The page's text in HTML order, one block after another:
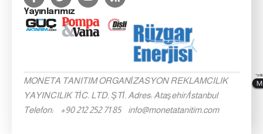
Yayınlarımız
MONETA TANITIM ORGANİZASYON REKLAMCILIK
YAYINCILIK TİC. LTD. ŞTİ. Adres: Ataşehir/İstanbul
Telefon: +90 212 252 71 85 info@monetatanitim.com